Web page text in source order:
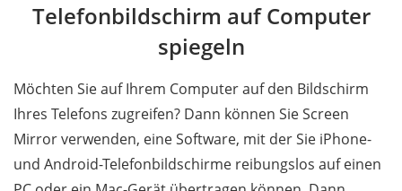
Telefonbildschirm auf Computer
spiegeln
Möchten Sie auf Ihrem Computer auf den Bildschirm
Ihres Telefons zugreifen? Dann können Sie Screen
Mirror verwenden, eine Software, mit der Sie iPhone-
und Android-Telefonbildschirme reibungslos auf einen